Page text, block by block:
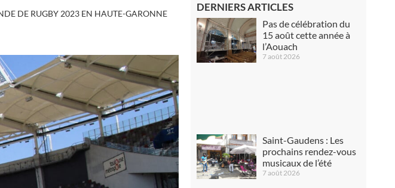
DE RUGBY 2023 EN HAUTE-GARONNE
DERNIERS ARTICLES
Pas de célébration du
15 août cette année à
l’Aouach
7 août 2026
Saint-Gaudens : Les
prochains rendez-vous
musicaux de l’été
7 août 2026